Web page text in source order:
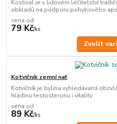
Kostival je v lidovém léčitelství
obkladů na podporu pohybového
cena od
79 Kč/ks
Zvolit
Kotvičník zemní nať
Kotvičník je bylina vyhledávaná
hladinu testosteronu i vitality.
cena od
89 Kč/ks